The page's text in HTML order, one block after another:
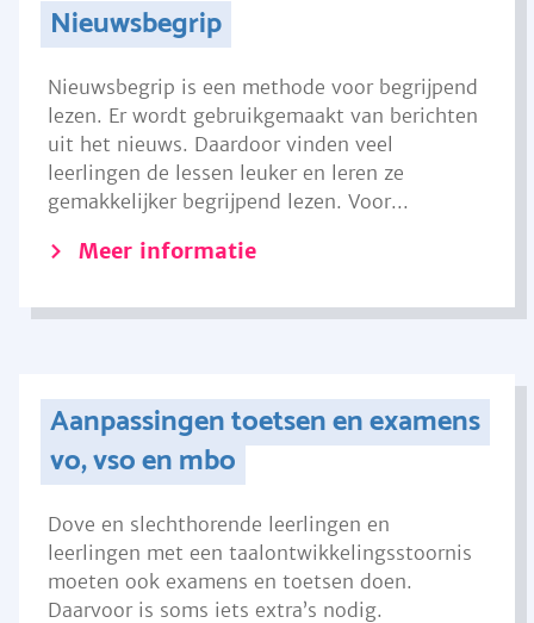
Nieuwsbegrip
Nieuwsbegrip is een methode voor begrijpend
lezen. Er wordt gebruikgemaakt van berichten
uit het nieuws. Daardoor vinden veel
leerlingen de lessen leuker en leren ze
gemakkelijker begrijpend lezen. Voor...
Meer informatie
Aanpassingen toetsen en examens
vo, vso en mbo
Dove en slechthorende leerlingen en
leerlingen met een taalontwikkelingsstoornis
moeten ook examens en toetsen doen.
Daarvoor is soms iets extra’s nodig.